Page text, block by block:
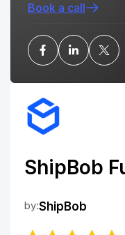
Book a call
ShipBob
by:ShipBob